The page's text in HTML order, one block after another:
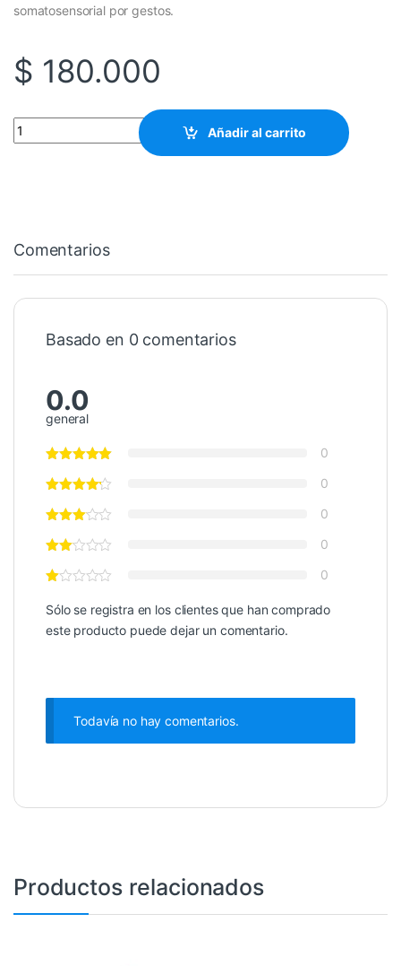
somatosensorial por gestos.
$ 180.000
Auto Acrobatico cantidad
Añadir al carrito
Comentarios
Basado en 0 comentarios
0.0
general
0
0
0
0
0
Sólo se registra en los clientes que han comprado
este producto puede dejar un comentario.
Todavía no hay comentarios.
Productos relacionados